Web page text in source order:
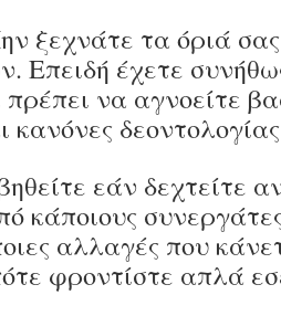
τα όριά
Επειδή έχετε
πρέπει να αγνοείτε
κανόνες
εάν δεχτείτε
κάποιους
αλλαγές που
φροντίστε απλά